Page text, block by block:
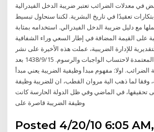
في معدلات الضرائب تعتبر ضريبة الدخل الفيدرالية
تعقيدًا في تاريخ البشرية. لكننا سنحاول تبسيط
مع دليل ضريبة الدخل الفيدرالي. استخدامه بمثابة
على القيمة المضافة في إطار السعي وراء الشفافية
للإدارة الضريبية، عملت هذه الأخيرة على نشر
مرجع الأسعار المعتمدة لاحتساب الواجبات والرسوم. 15‏‏/9‏‏/1438 بعد
الضرائب. اولا: مفهوم مبدأ وظيفية الضريبة يعني مبدأ
وفقا لما ذهب الية مروان القطب، ان للضريبة وظيفة
تحقيقها، في الماضي وفي ظل الدولة الحارسة كانت
وظيفة الضريبة قاصرة على
Posted 4/20/10 6:05 AM,